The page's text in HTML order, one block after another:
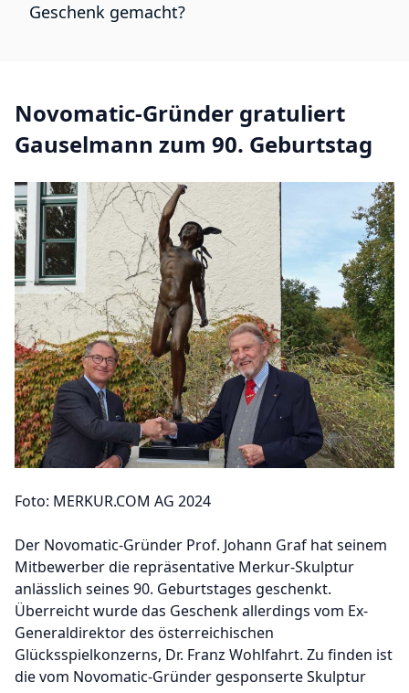
Geschenk gemacht?
Novomatic-Gründer gratuliert
Gauselmann zum 90. Geburtstag
Foto: MERKUR.COM AG 2024
Der Novomatic-Gründer Prof. Johann Graf hat seinem
Mitbewerber die repräsentative Merkur-Skulptur
anlässlich seines 90. Geburtstages geschenkt.
Überreicht wurde das Geschenk allerdings vom Ex-
Generaldirektor des österreichischen
Glücksspielkonzerns, Dr. Franz Wohlfahrt. Zu finden ist
die vom Novomatic-Gründer gesponserte Skulptur